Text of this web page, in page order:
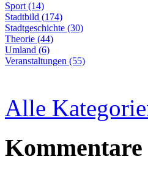
Sport (14)
Stadtbild (174)
Stadtgeschichte (30)
Theorie (44)
Umland (6)
Veranstaltungen (55)
Alle
Kommentare